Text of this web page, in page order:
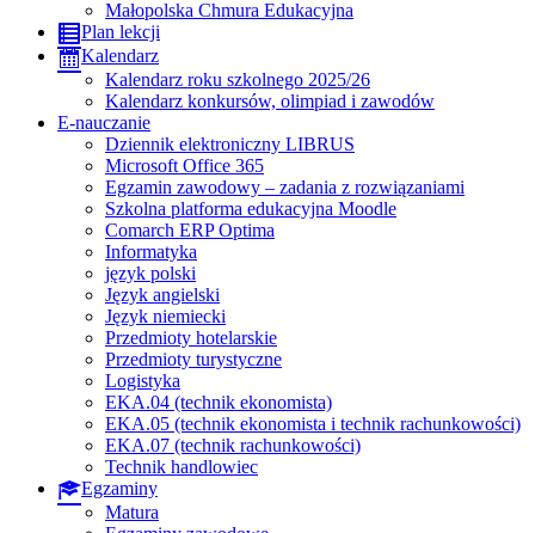
Małopolska Chmura Edukacyjna
Plan lekcji
Kalendarz
Kalendarz roku szkolnego 2025/26
Kalendarz konkursów, olimpiad i zawodów
E-nauczanie
Dziennik elektroniczny LIBRUS
Microsoft Office 365
Egzamin zawodowy – zadania z rozwiązaniami
Szkolna platforma edukacyjna Moodle
Comarch ERP Optima
Informatyka
język polski
Język angielski
Język niemiecki
Przedmioty hotelarskie
Przedmioty turystyczne
Logistyka
EKA.04 (technik ekonomista)
EKA.05 (technik ekonomista i technik rachunkowości)
EKA.07 (technik rachunkowości)
Technik handlowiec
Egzaminy
Matura